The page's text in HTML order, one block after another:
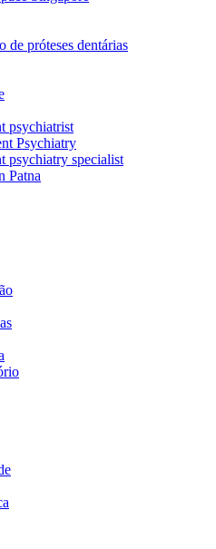
de próteses dentárias
psychiatrist
Psychiatry
psychiatry specialist
Patna